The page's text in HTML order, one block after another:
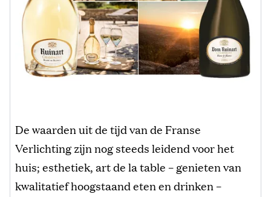
De waarden uit de tijd van de Franse
Verlichting zijn nog steeds leidend voor het
huis; esthetiek, art de la table – genieten van
kwalitatief hoogstaand eten en drinken –